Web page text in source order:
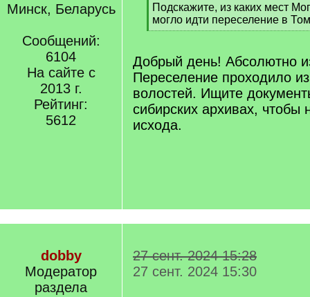
Минск, Беларусь
Сообщений:
6104
На сайте с
2013 г.
Рейтинг:
5612
]Подскажите, из каких мест
могло идти переселение в
[
q
]
Добрый день! Абсолютно
Переселение проходило
волостей. Ищите
сибирских архивах, чтобы
исхода.
dobby
Модератор
раздела
27 сент. 2024 15:28
27 сент. 2024 15:30